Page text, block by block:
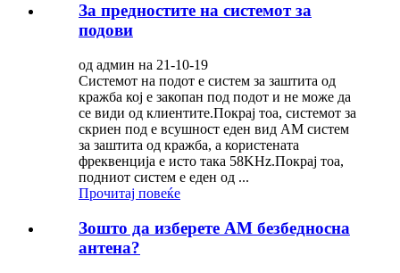
За предностите на системот за
подови
од админ на 21-10-19
Системот на подот е систем за заштита од
кражба кој е закопан под подот и не може да
се види од клиентите.Покрај тоа, системот за
скриен под е всушност еден вид AM систем
за заштита од кражба, а користената
фреквенција е исто така 58KHz.Покрај тоа,
подниот систем е еден од ...
Прочитај повеќе
Зошто да изберете AM безбедносна
антена?